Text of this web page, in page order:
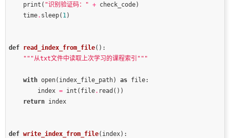
    print(
"识别验证码：" +
    time
. sleep( 1
def read_index_from_file() :
"""从txt文件中读取上次学习的课程索引"""
with open(index_file_path) as
        index
= int(file.
return
def write_index_from_file(index) :